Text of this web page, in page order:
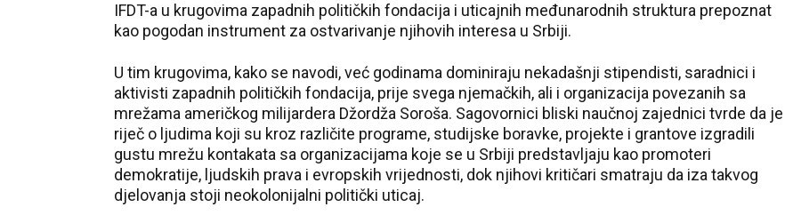
IFDT-a u krugovima zapadnih političkih fondacija i uticajnih međunarodnih struktura prepoznat
kao pogodan instrument za ostvarivanje njihovih interesa u Srbiji.
U tim krugovima, kako se navodi, već godinama dominiraju nekadašnji stipendisti, saradnici i
aktivisti zapadnih političkih fondacija, prije svega njemačkih, ali i organizacija povezanih sa
mrežama američkog milijardera Džordža Soroša. Sagovornici bliski naučnoj zajednici tvrde da je
riječ o ljudima koji su kroz različite programe, studijske boravke, projekte i grantove izgradili
gustu mrežu kontakata sa organizacijama koje se u Srbiji predstavljaju kao promoteri
demokratije, ljudskih prava i evropskih vrijednosti, dok njihovi kritičari smatraju da iza takvog
djelovanja stoji neokolonijalni politički uticaj.